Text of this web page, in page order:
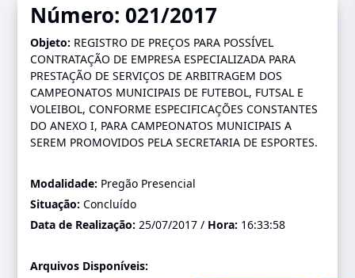
Número: 021/2017
Objeto: REGISTRO DE PREÇOS PARA POSSÍVEL
CONTRATAÇÃO DE EMPRESA ESPECIALIZADA PARA
PRESTAÇÃO DE SERVIÇOS DE ARBITRAGEM DOS
CAMPEONATOS MUNICIPAIS DE FUTEBOL, FUTSAL E
VOLEIBOL, CONFORME ESPECIFICAÇÕES CONSTANTES
DO ANEXO I, PARA CAMPEONATOS MUNICIPAIS A
SEREM PROMOVIDOS PELA SECRETARIA DE ESPORTES.
Modalidade: Pregão Presencial
Situação:Concluído
Data de Realização:25/07/2017 / Hora: 16:33:58
Arquivos Disponíveis: